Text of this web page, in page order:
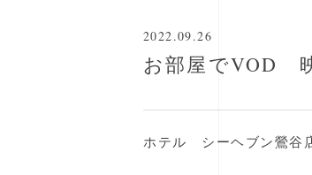
2022.09.26
お部屋でVOD
ホテル シーヘブン鶯